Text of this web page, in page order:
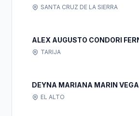
SANTA CRUZ DE LA SIERRA
ALEX AUGUSTO CONDORI
TARIJA
DEYNA MARIANA MARIN VEGA
EL ALTO